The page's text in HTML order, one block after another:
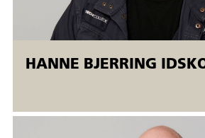
Svejsekurserne afvikles i
ansatte og ledige. Åbent værksted
kører samtidig på forskellige niveauer,
undervist individuelt. Uddannelsen
HANNE BJERRING